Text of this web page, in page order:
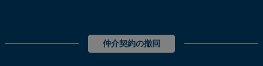
仲介契約の撤回